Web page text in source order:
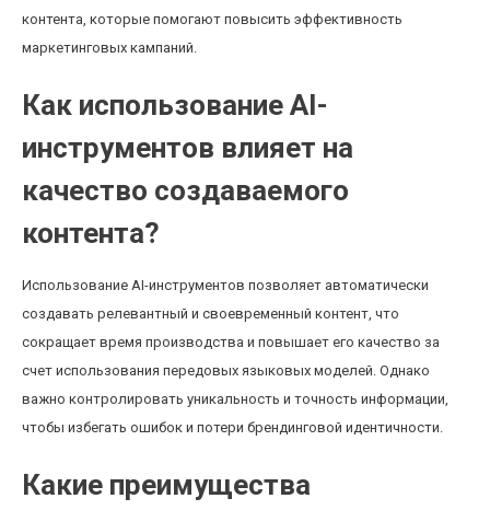
контента, которые помогают повысить эффективность
маркетинговых кампаний.
Как использование AI-
инструментов влияет на
качество создаваемого
контента?
Использование AI-инструментов позволяет автоматически
создавать релевантный и своевременный контент, что
сокращает время производства и повышает его качество за
счет использования передовых языковых моделей. Однако
важно контролировать уникальность и точность информации,
чтобы избегать ошибок и потери брендинговой идентичности.
Какие преимущества